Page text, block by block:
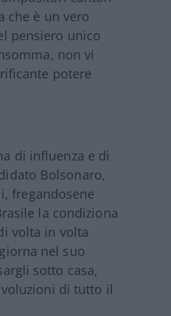
che è un vero
pensiero unico
non vi
potere
di influenza e di
Bolsonaro,
fregandosene
la condiziona
volta in volta
nel suo
sotto casa,
di tutto il